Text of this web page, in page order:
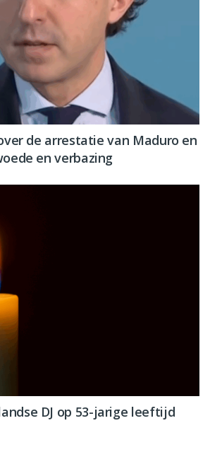
de arrestatie van Maduro en
en verbazing
DJ op 53-jarige leeftijd